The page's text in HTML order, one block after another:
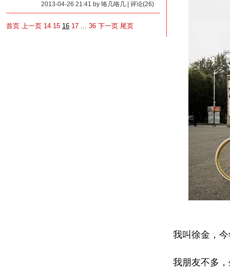
2013-04-26 21:41 by 咯几咯几 | 评论(26)
首页 上一页 14 15 16 17 ... 36 下一页 尾页
我叫徐金，
我朋友不多